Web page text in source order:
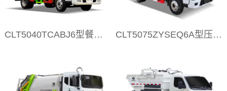
CLT5040TCABJ6型餐厨垃圾车 小卡之星3 CLT5075ZYSEQ6A型压缩垃圾车 T17